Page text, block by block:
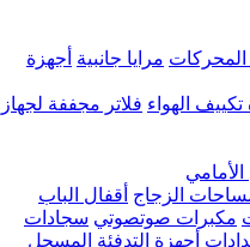
المحركات مرايا جانبية أجهزة
الهواء فلاتر مجففة لجهاز
الأمامي
الزجاج أقفال الباب
مكبرات صوتصوتي سجادات
أجهزة التدفئة المسجل